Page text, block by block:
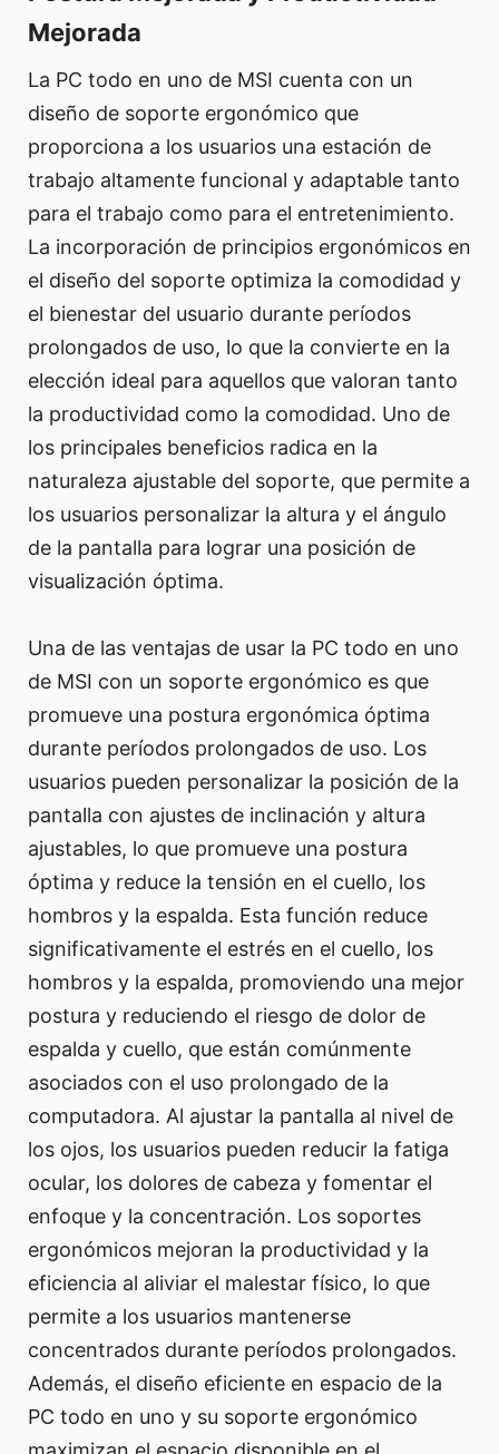
Mejorada
La PC todo en uno de MSI cuenta con un
diseño de soporte ergonómico que
proporciona a los usuarios una estación de
trabajo altamente funcional y adaptable tanto
para el trabajo como para el entretenimiento.
La incorporación de principios ergonómicos en
el diseño del soporte optimiza la comodidad y
el bienestar del usuario durante períodos
prolongados de uso, lo que la convierte en la
elección ideal para aquellos que valoran tanto
la productividad como la comodidad. Uno de
los principales beneficios radica en la
naturaleza ajustable del soporte, que permite a
los usuarios personalizar la altura y el ángulo
de la pantalla para lograr una posición de
visualización óptima.
Una de las ventajas de usar la PC todo en uno
de MSI con un soporte ergonómico es que
promueve una postura ergonómica óptima
durante períodos prolongados de uso. Los
usuarios pueden personalizar la posición de la
pantalla con ajustes de inclinación y altura
ajustables, lo que promueve una postura
óptima y reduce la tensión en el cuello, los
hombros y la espalda. Esta función reduce
significativamente el estrés en el cuello, los
hombros y la espalda, promoviendo una mejor
postura y reduciendo el riesgo de dolor de
espalda y cuello, que están comúnmente
asociados con el uso prolongado de la
computadora. Al ajustar la pantalla al nivel de
los ojos, los usuarios pueden reducir la fatiga
ocular, los dolores de cabeza y fomentar el
enfoque y la concentración. Los soportes
ergonómicos mejoran la productividad y la
eficiencia al aliviar el malestar físico, lo que
permite a los usuarios mantenerse
concentrados durante períodos prolongados.
Además, el diseño eficiente en espacio de la
PC todo en uno y su soporte ergonómico